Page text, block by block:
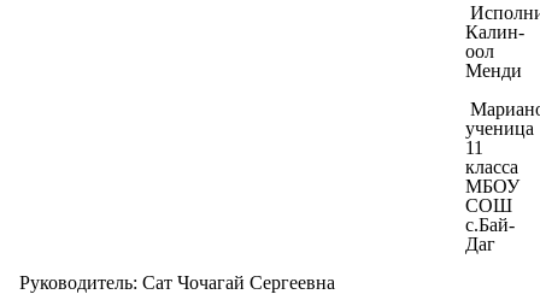
Калин-
оол
Менди
ученица
11
класса
МБОУ
СОШ
с.Бай-
Даг
Руководитель: Сат Чочагай Сергеевна